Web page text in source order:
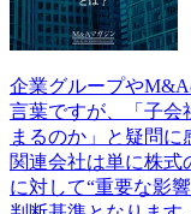
企業グループや
言葉ですが、「子会
まるのか」と疑問に
関連会社は単に株式
に対して“重要な影